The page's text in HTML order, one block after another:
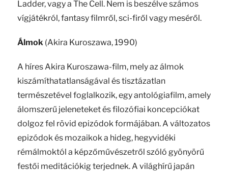
Ladder, vagy a The Cell. Nem is beszélve számos
vígjátékról, fantasy filmről, sci-firől vagy meséről.
Álmok (Akira Kuroszawa, 1990)
A híres Akira Kuroszawa-film, mely az álmok
kiszámíthatatlanságával és tisztázatlan
természetével foglalkozik, egy antológiafilm, amely
álomszerű jeleneteket és filozófiai koncepciókat
dolgoz fel rövid epizódok formájában. A változatos
epizódok és mozaikok a hideg, hegyvidéki
rémálmoktól a képzőművészetről szóló gyönyörű
festői meditációkig terjednek. A világhírű japán